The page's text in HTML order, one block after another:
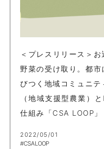
＜プレスリリース＞
野菜の受け取り。都
びつく地域コミュニ
（地域支援型農業）
仕組み「CSA LOOP」
2022/05/01
#CSA LOOP